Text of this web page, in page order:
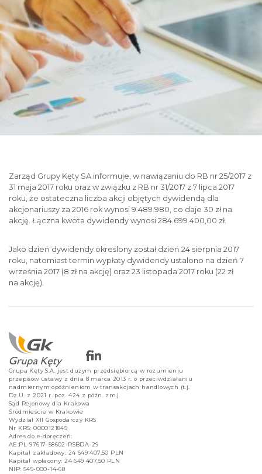
Zarząd Grupy Kęty SA informuje, w nawiązaniu do RB nr 25/2017 z
31 maja 2017 roku oraz w związku z RB nr 31/2017 z 7 lipca 2017
roku, że ostateczna liczba akcji objętych dywidendą dla
akcjonariuszy za 2016 rok wynosi 9.489.980, co daje 30 zł na
akcję. Łączna kwota dywidendy wynosi 284.699.400,00 zł.
Jako dzień dywidendy określony został dzień 24 sierpnia 2017
roku, natomiast termin wypłaty dywidendy ustalono na dzień 7
września 2017 (8 zł na akcję) oraz 23 listopada 2017 roku (22 zł
na akcję).
Grupa Kęty S.A. jest dużym przedsiębiorcą w rozumieniu
przepisów ustawy z dnia 8 marca 2013 r. o przeciwdziałaniu
nadmiernym opóźnieniom w transakcjach handlowych (t.j.
Dz.U. z 2021 r. poz. 424 z późn. zm.)
Sąd Rejonowy dla Krakowa
Śródmieście w Krakowie
Wydział XII Gospodarczy KRS
Nr KRS: 0000121845
Adres do e-doręczeń:
AE:PL-97617-58602-RSBDA-29
Kapitał zakładowy: 24 649 407,50 PLN
Kapitał wpłacony: 24 649 407,50 PLN
NIP: 549-000-14-68